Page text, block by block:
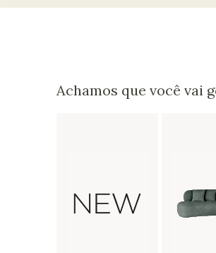
Achamos que você vai